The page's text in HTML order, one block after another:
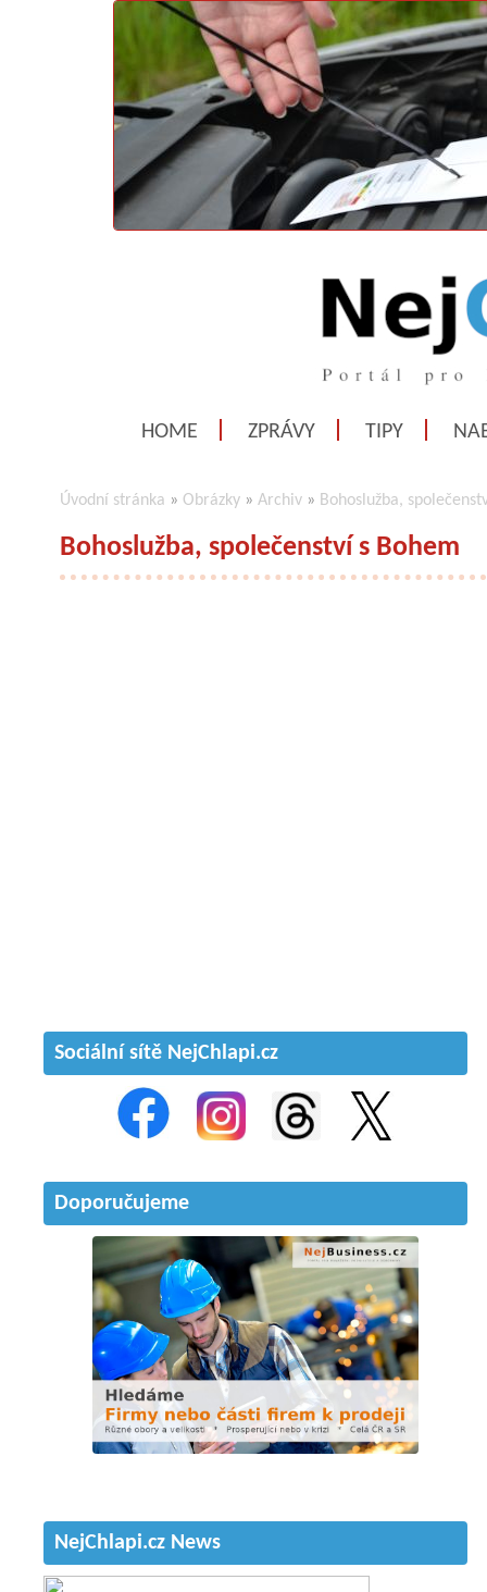
HOME ZPRÁVY TIPY
Úvodní stránka » Obrázky » Archiv » Bohoslužba,
Bohoslužba, společenství s Bohem
Sociální sítě NejChlapi.cz
Doporučujeme
NejChlapi.cz News